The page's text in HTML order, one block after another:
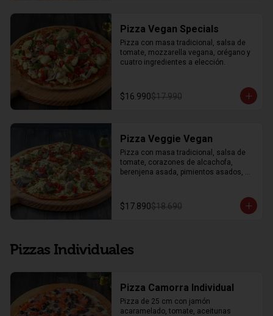
Pizza Vegan Specials
Pizza con masa tradicional, salsa de
tomate, mozzarella vegana, orégano y
cuatro ingredientes a elección.
$16.990$17.990
Pizza Veggie Vegan
Pizza con masa tradicional, salsa de
tomate, corazones de alcachofa,
berenjena asada, pimientos asados,
$17.890$18.690
Pizzas Individuales
Pizza Camorra Individual
Pizza de 25 cm con jamón
acaramelado, tomate, aceitunas